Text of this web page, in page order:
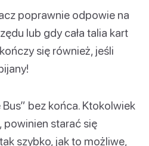
poprawnie odpowie na
lub gdy cała talia kart
się również, jeśli
bez końca. Ktokolwiek
starać się
szybko, jak to możliwe,